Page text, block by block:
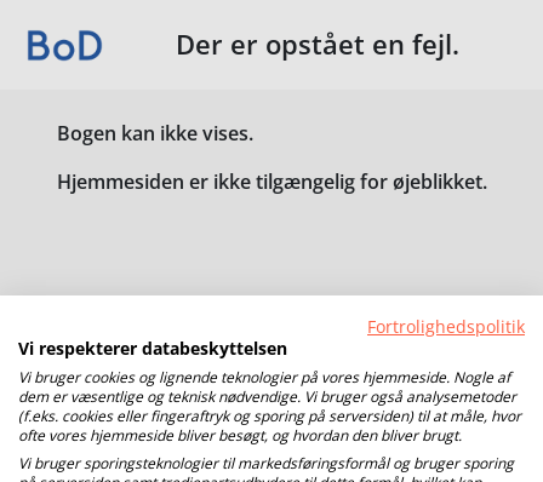
Der er opstået en fejl.
Bogen kan ikke vises.
Hjemmesiden er ikke tilgængelig for øjeblikket.
Fortrolighedspolitik
Vi respekterer databeskyttelsen
Vi bruger cookies og lignende teknologier på vores hjemmeside. Nogle af
dem er væsentlige og teknisk nødvendige. Vi bruger også analysemetoder
(f.eks. cookies eller fingeraftryk og sporing på serversiden) til at måle, hvor
ofte vores hjemmeside bliver besøgt, og hvordan den bliver brugt.
Vi bruger sporingsteknologier til markedsføringsformål og bruger sporing